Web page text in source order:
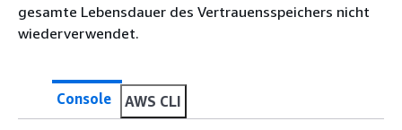
gesamte Lebensdauer des Vertrauensspeichers nicht
wiederverwendet.
Console AWS CLI